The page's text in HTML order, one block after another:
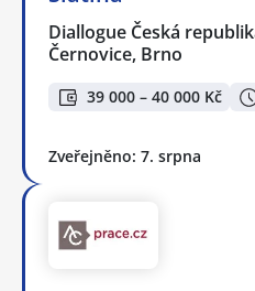
Diallogue Česká
Černovice, Brno
39 000 – 40 000 Kč
Zveřejněno: 7. srpna